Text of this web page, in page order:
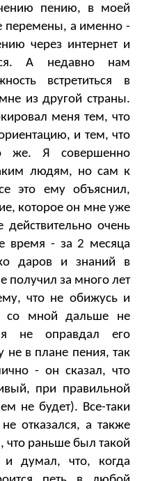
пению, в моей
перемены, а именно -
через интернет и
А недавно нам
встретиться в
из другой страны.
меня тем, что
и тем, что
же. Я совершенно
людям, но сам к
это ему объяснил,
которое он мне уже
очень
время - за 2 месяца
даров и знаний в
получил за много лет
что не обижусь и
со мной дальше не
я не оправдал его
в плане пения, так
- он сказал, что
при правильной
не будет). Все-таки
отказался, а также
что раньше был такой
думал, что, когда